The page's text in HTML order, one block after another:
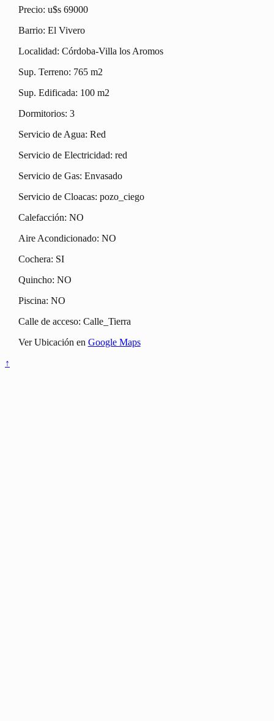
Precio: u$s 69000
Barrio: El Vivero
Localidad: Córdoba-Villa los Aromos
Sup. Terreno: 765 m2
Sup. Edificada: 100 m2
Dormitorios: 3
Servicio de Agua: Red
Servicio de Electricidad: red
Servicio de Gas: Envasado
Servicio de Cloacas: pozo_ciego
Calefacción: NO
Aire Acondicionado: NO
Cochera: SI
Quincho: NO
Piscina: NO
Calle de acceso: Calle_Tierra
Ver Ubicación en Google Maps
↑